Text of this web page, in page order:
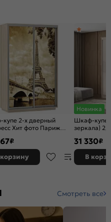
2-х дверный
Хит фото Париж
₽
Новинка
Шкаф-купе
зеркала)
31 330₽
В
Смотреть все